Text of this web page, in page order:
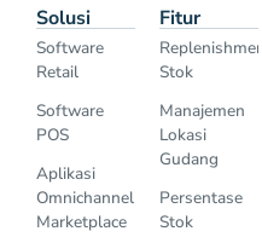
Solusi
Software
Retail
Software
POS
Aplikasi
Omnichannel
Marketplace
Fitur
Replenishment
Stok
Manajemen
Lokasi
Gudang
Persentase
Stok